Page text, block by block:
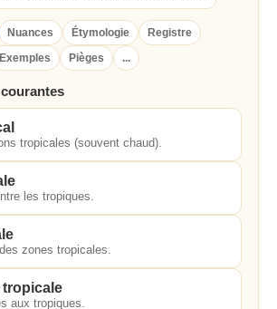
Nuances Étymologie
Registre
Exemples Pièges ...
tropicales (souvent chaud).
les tropiques.
zones tropicales.
tropicale
aux tropiques.